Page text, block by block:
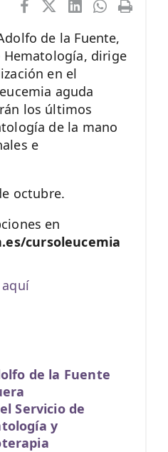
de la Fuente,
Hematología, dirige
en el
aguda
los últimos
de la mano
e
octubre.
en
cursoleucemia
aquí
de la Fuente
Servicio de
y